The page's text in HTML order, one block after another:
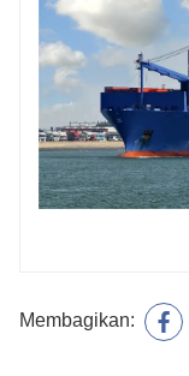
Membagikan: